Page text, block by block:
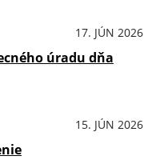
17. JÚN 2026
úradu dňa
15. JÚN 2026